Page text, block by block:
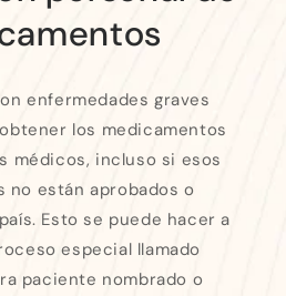
enfermedades graves
los medicamentos
médicos, incluso si esos
no están aprobados o
Esto se puede hacer a
especial llamado
paciente nombrado o